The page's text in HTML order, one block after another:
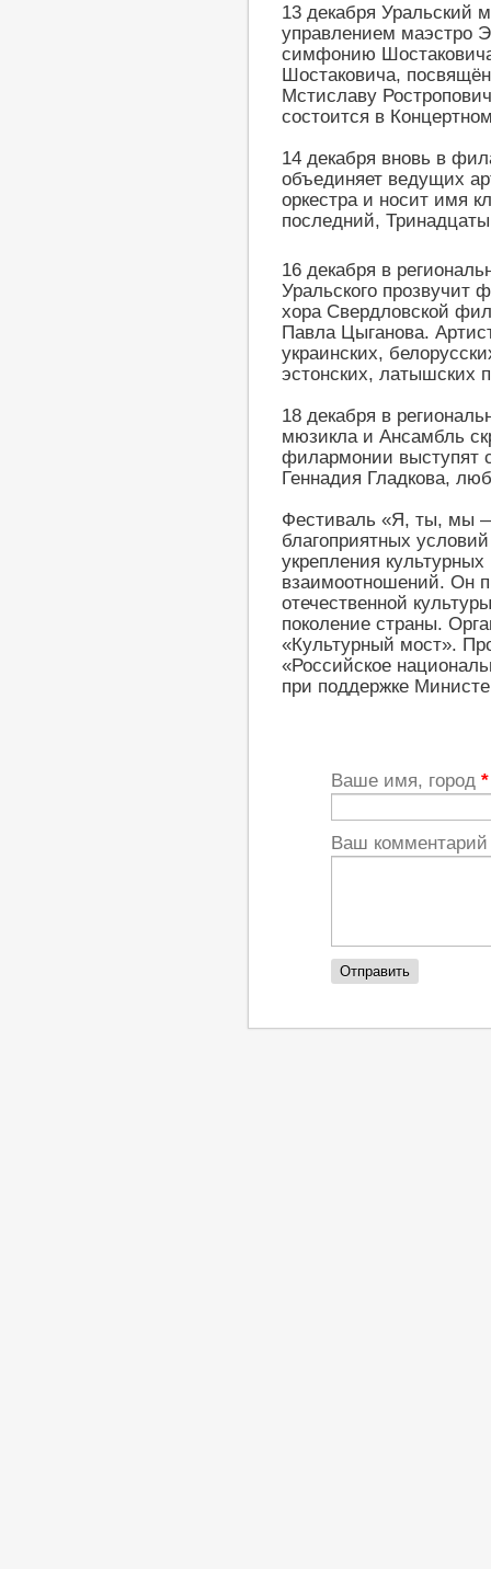
13 декабря Уральский
управлением маэстро
симфонию
Шостаковича,
Мстиславу
состоится в
14 декабря вновь в
объединяет ведущих
оркестра и носит имя
последний,
16 декабря в
Уральского прозвучит
хора Свердловской
Павла Цыганова.
украинских,
эстонских, латышских
18 декабря в
мюзикла и Ансамбль
филармонии выступят
Геннадия Гладкова,
Фестиваль «Я, ты, мы
благоприятных
укрепления
взаимоотношений. Он
отечественной
поколение страны.
«Культурный мост».
«Российское
при поддержке
Ваше имя, город *
Ваш